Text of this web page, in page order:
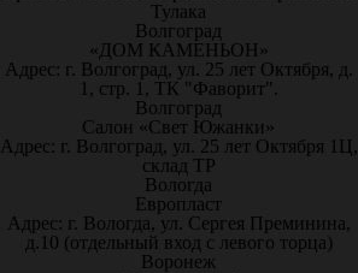
Тулака
Волгоград
«ДОМ КАМЕНЬОН»
Адрес: г. Волгоград, ул. 25 лет Октября, д.
1, стр. 1, ТК "Фаворит".
Волгоград
Салон «Свет Южанки»
Адрес: г. Волгоград, ул. 25 лет Октября 1Ц,
склад ТР
Вологда
Европласт
Адрес: г. Вологда, ул. Сергея Преминина,
д.10 (отдельный вход с левого торца)
Воронеж